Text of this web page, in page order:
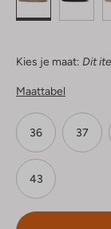
Kies je maat: Dit
Maattabel
36 37
43